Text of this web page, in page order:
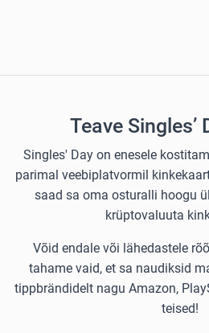
Teave Singles’
Singles' Day on enesele
parimal veebiplatvormil
saad sa oma osturalli hoogu
krüptovaluuta
Võid endale või lähedastele
tahame vaid, et sa naudiksid
tippbrändidelt nagu Amazon,
teised!